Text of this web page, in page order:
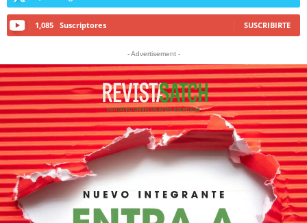
1,085 Suscriptores SUSCRIBIRTE
- Advertisement -